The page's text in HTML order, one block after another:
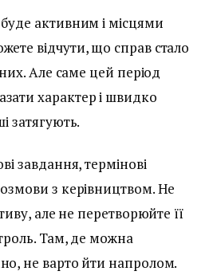
активним і місцями
відчути, що справ стало
Але саме цей період
характер і швидко
затягують.
завдання, термінові
з керівництвом. Не
але не перетворюйте її
Там, де можна
не варто йти напролом.